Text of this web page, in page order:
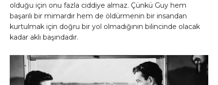
olduğu için onu fazla ciddiye almaz. Çünkü Guy hem
başarılı bir mimardır hem de öldürmenin bir insandan
kurtulmak için doğru bir yol olmadığının bilincinde olacak
kadar aklı başındadır.